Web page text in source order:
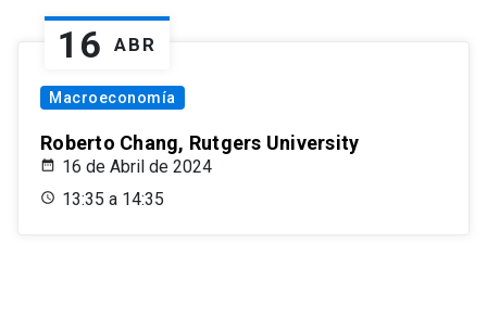
16 ABR
Macroeconomía
Roberto Chang, Rutgers University
16 de Abril de 2024
13:35 a 14:35